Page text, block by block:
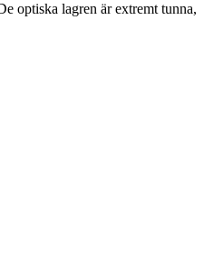
optiska lagren är extremt tunna,